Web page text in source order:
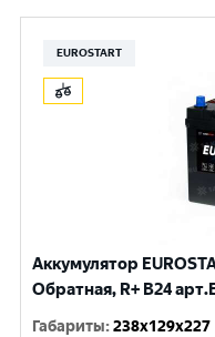
EUROSTART
Аккумулятор
Обратная, R+ B24
Габариты:238x129x227